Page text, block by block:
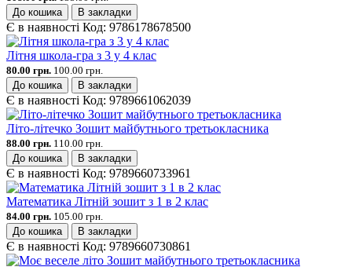
До кошика
В закладки
Є в наявності Код: 9786178678500
Літня школа-гра з 3 у 4 клас
80.00 грн. 100.00 грн.
До кошика
В закладки
Є в наявності Код: 9789661062039
Літо-літечко Зошит майбутнього третьокласника
88.00 грн. 110.00 грн.
До кошика
В закладки
Є в наявності Код: 9789660733961
Математика Літній зошит з 1 в 2 клас
84.00 грн. 105.00 грн.
До кошика
В закладки
Є в наявності Код: 9789660730861